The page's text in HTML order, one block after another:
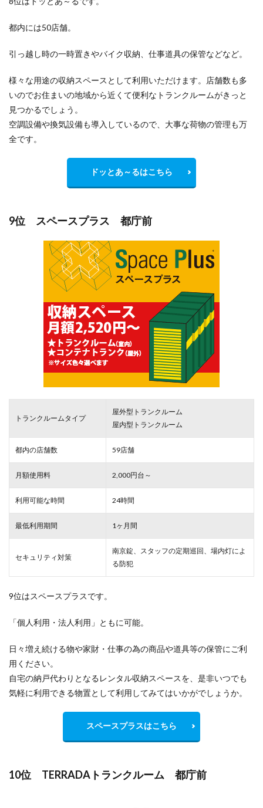
都内には50店舗。
引っ越し時の一時置きやバイク収納、仕事道具の保管などなど。
様々な用途の収納スペースとして利用いただけます。店舗数も多
いのでお住まいの地域から近くて便利なトランクルームがきっと
見つかるでしょう。
空調設備や換気設備も導入しているので、大事な荷物の管理も万
全です。
ドッとあ～るはこちら
9位 スペースプラス 都庁前
トランクルームタイプ
屋外型トランクルーム
屋内型トランクルーム
都内の店舗数 59店舗
月額使用料 2,000円台～
利用可能な時間 24時間
最低利用期間 1ヶ月間
セキュリティ対策
南京錠、スタッフの定期巡回、場内灯によ
る防犯
9位はスペースプラスです。
「個人利用・法人利用」ともに可能。
日々増え続ける物や家財・仕事の為の商品や道具等の保管にご利
用ください。
自宅の納戸代わりとなるレンタル収納スペースを、是非いつでも
気軽に利用できる物置として利用してみてはいかがでしょうか。
スペースプラスはこちら
10位 TERRADAトランクルーム 都庁前